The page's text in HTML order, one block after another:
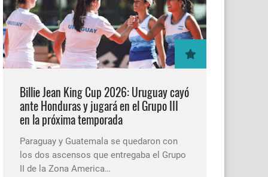
Billie Jean King Cup 2026: Uruguay cayó
ante Honduras y jugará en el Grupo III
en la próxima temporada
Paraguay y Guatemala se quedaron con
los dos ascensos que entregaba el Grupo
II de la Zona America…